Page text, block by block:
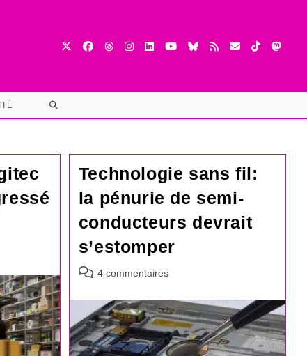
TOGGLE
SEARCH
Technologie sans fil:
la pénurie de semi-
conducteurs devrait
s’estomper
Commentaires
la
publication :
4 commentaires